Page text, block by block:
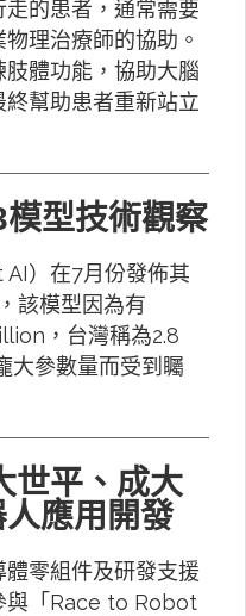
的患者，通常需要
理治療師的協助。
體功能，協助大腦
幫助患者重新站立
型技術觀察
）在7月份發佈其
該模型因為有
，台灣稱為2.8
大參數量而受到矚
世平、成大
應用開發
零組件及研發支援
與「Race to Robot